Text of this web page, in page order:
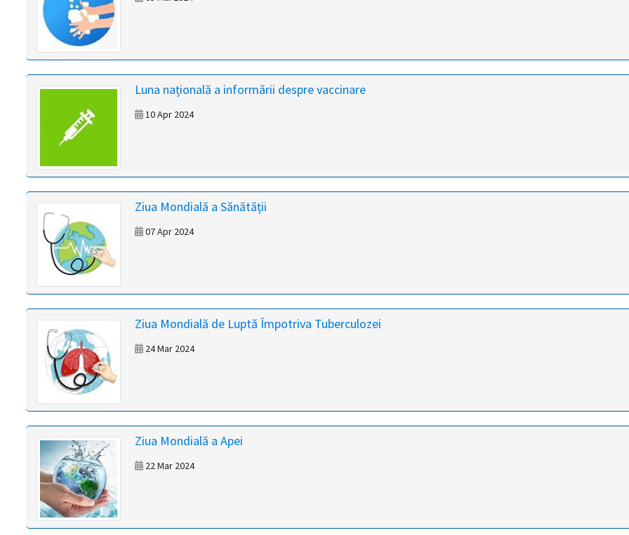
Luna națională a informării despre vaccinare
10 Apr 2024
Ziua Mondială a Sănătății
07 Apr 2024
Ziua Mondială de Luptă Împotriva Tuberculozei
24 Mar 2024
Ziua Mondială a Apei
22 Mar 2024